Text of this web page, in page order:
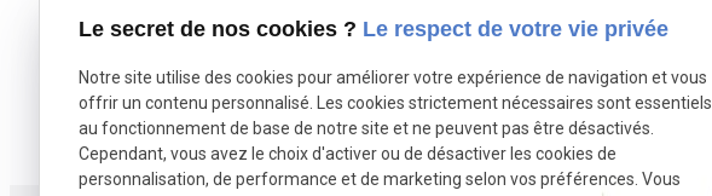
X (formerly Twitter) est désactivé. Autoriser Facebook est désactivé. Autoriser
Le secret de nos cookies ? Le respect de votre vie privée
Notre site utilise des cookies pour améliorer votre expérience de navigation et vous
offrir un contenu personnalisé. Les cookies strictement nécessaires sont essentiels
au fonctionnement de base de notre site et ne peuvent pas être désactivés.
Cependant, vous avez le choix d'activer ou de désactiver les cookies de
personnalisation, de performance et de marketing selon vos préférences. Vous